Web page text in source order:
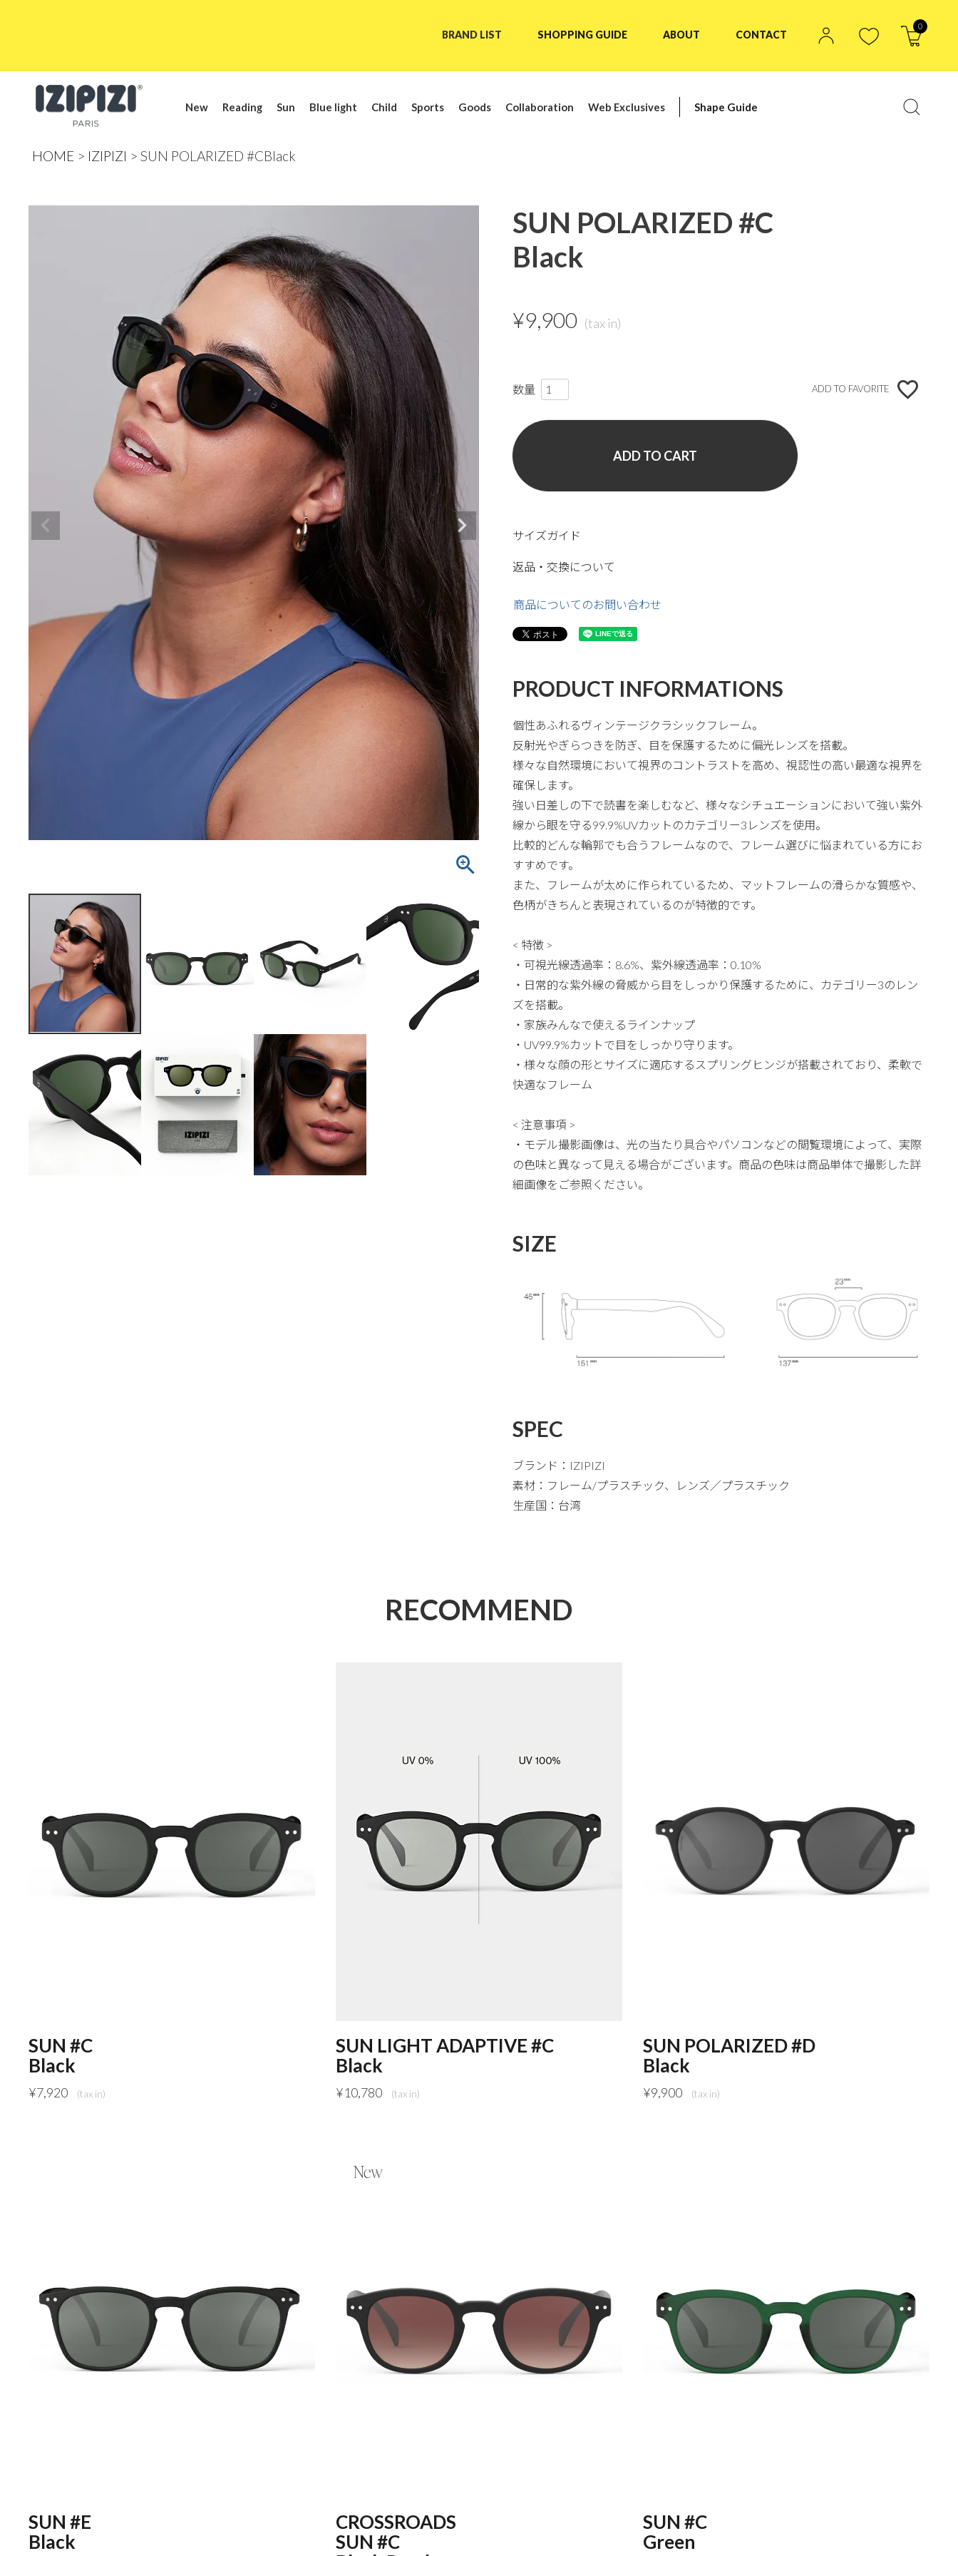
BRAND LIST SHOPPING GUIDE ABOUT CONTACT
0
New Reading Sun Blue light Child Sports Goods Collaboration Web Exclusives Shape Guide
HOME IZIPIZI SUN POLARIZED #CBlack
SUN POLARIZED #C
Black
¥9,900
ADD TO FAVORITE
ADD TO CART
サイズガイド
返品・交換について
商品についてのお問い合わせ
PRODUCT INFORMATIONS
個性あふれるヴィンテージクラシックフレーム。
反射光やぎらつきを防ぎ、目を保護するために偏光レンズを搭載。
様々な自然環境において視界のコントラストを高め、視認性の高い最適な視界を
確保します。
強い日差しの下で読書を楽しむなど、様々なシチュエーションにおいて強い紫外
線から眼を守る99.9%UVカットのカテゴリー3レンズを使用。
比較的どんな輪郭でも合うフレームなので、フレーム選びに悩まれている方にお
すすめです。
また、フレームが太めに作られているため、マットフレームの滑らかな質感や、
色柄がきちんと表現されているのが特徴的です。
< 特徴 >
・可視光線透過率：8.6%、紫外線透過率：0.10%
・日常的な紫外線の脅威から目をしっかり保護するために、カテゴリー3のレン
ズを搭載。
・家族みんなで使えるラインナップ
・UV99.9%カットで目をしっかり守ります。
・様々な顔の形とサイズに適応するスプリングヒンジが搭載されており、柔軟で
快適なフレーム
< 注意事項 >
・モデル撮影画像は、光の当たり具合やパソコンなどの閲覧環境によって、実際
の色味と異なって見える場合がございます。商品の色味は商品単体で撮影した詳
細画像をご参照ください。
SIZE
SPEC
ブランド：IZIPIZI
素材：フレーム/プラスチック、レンズ／プラスチック
生産国：台湾
RECOMMEND
SUN #C
Black
¥7,920
SUN LIGHT ADAPTIVE #C
Black
¥10,780
SUN POLARIZED #D
Black
¥9,900
SUN #E
Black
CROSSROADS
SUN #C
SUN #C
Green